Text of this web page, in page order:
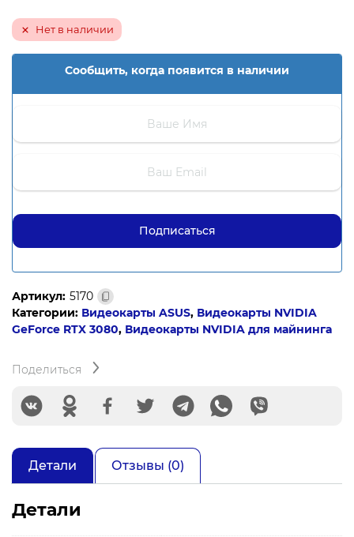
Нет в наличии
Сообщить, когда появится в наличии
Артикул: 5170
Категории: Видеокарты ASUS, Видеокарты NVIDIA
GeForce RTX 3080, Видеокарты NVIDIA для майнинга
Поделиться
Детали Отзывы (0)
Детали